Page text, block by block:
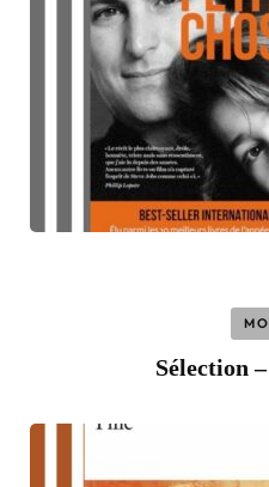
Sélection